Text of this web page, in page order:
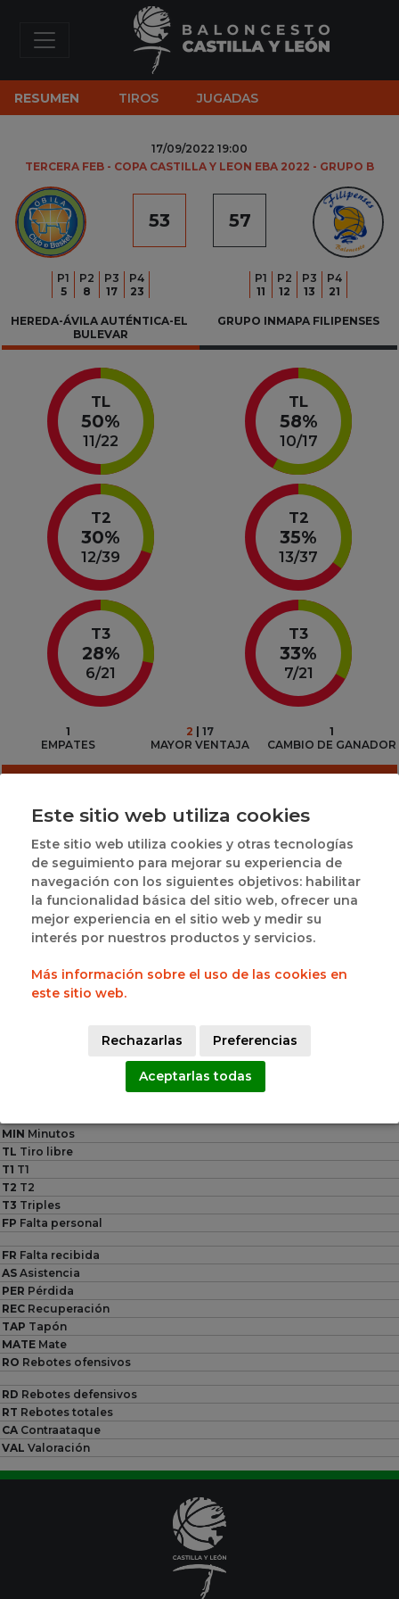
RESUMEN TIROS JUGADAS
17/09/2022 19:00
TERCERA FEB - COPA CASTILLA Y LEON EBA 2022 - GRUPO B
53
P1
5
P2
8
P3
17
P4
23
HEREDA-ÁVILA AUTÉNTICA-EL
BULEVAR
57
P1
11
P2
12
P3
13
P4
21
GRUPO INMAPA FILIPENSES
TL
50%
11/22
T2
30%
12/39
T3
28%
6/21
TL
58%
10/17
T2
35%
13/37
T3
33%
7/21
1
EMPATES
2
17
MAYOR VENTAJA
1
CAMBIO DE GANADOR
JUGADORES DESTACADOS POR EQUIPO
#5
JOSE LUIS IBAÑEZ
TEJERO
11
PTS
3
0
#24
JAIME TEJERINA
TEJEDO
21
3
3
MIN Minutos
TL Tiro libre
T1 T1
T2 T2
T3 Triples
FP Falta personal
FR Falta recibida
AS Asistencia
PER Pérdida
REC Recuperación
TAP Tapón
MATE Mate
RO Rebotes ofensivos
RD Rebotes defensivos
RT Rebotes totales
CA Contraataque
VAL Valoración
Este sitio web utiliza cookies
Este sitio web utiliza cookies y otras tecnologías
de seguimiento para mejorar su experiencia de
navegación con los siguientes objetivos: habilitar
la funcionalidad básica del sitio web, ofrecer una
mejor experiencia en el sitio web y medir su
interés por nuestros productos y servicios.
Más información sobre el uso de las cookies en
este sitio web.
Rechazarlas Preferencias
Aceptarlas todas